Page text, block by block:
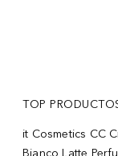
TOP
it Cosmetics CC
Bianco Latte